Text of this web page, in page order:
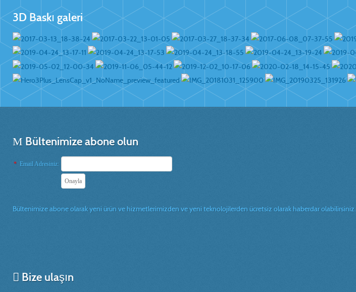
3D Baskı galeri
Bültenimize abone olun
* Email Adresiniz:
Bültenimize abone olarak yeni ürün ve hizmetlerimizden ve yeni teknolojilerden ücretsiz olarak haberdar olabilirsiniz.
Bize ulaşın